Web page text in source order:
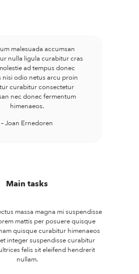
malesuada accumsan
nulla ligula curabitur cras
ad tempus donec
nisi odio netus arcu proin
curabitur consectetur
nec donec fermentum
himenaeos.
– Joan Ernedoren
Main tasks
massa magna mi suspendisse
mattis per posuere quisque
quisque curabitur himenaeos
integer suspendisse curabitur
felis sit eleifend hendrerit
nullam.